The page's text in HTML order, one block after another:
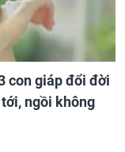
con giáp đổi đời
ngồi không